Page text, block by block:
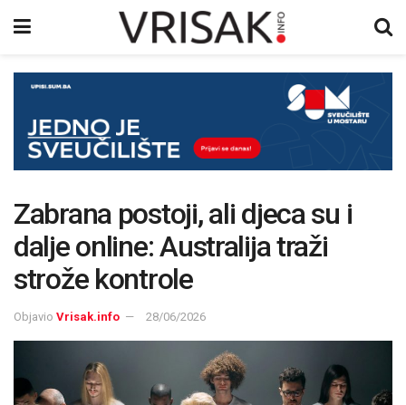
Zabrana postoji, ali djeca su i
dalje online: Australija traži
strože kontrole
Objavio Vrisak.info 28/06/2026